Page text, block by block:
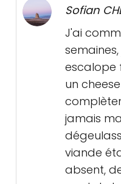
Sofian
J'ai
escalope
un
jamais
viande
absent,